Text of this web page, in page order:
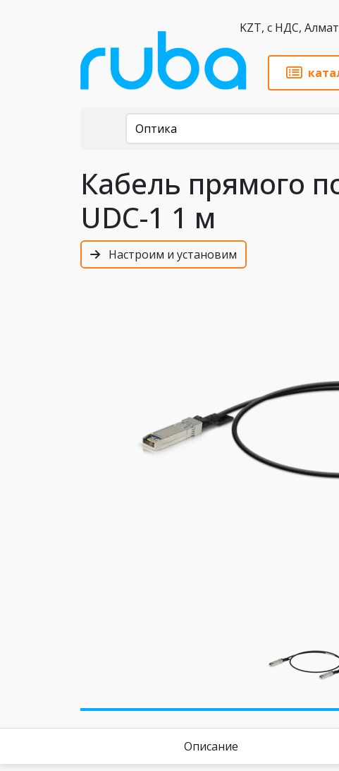
KZT, с НДС,
Каталог
Оптика
Кабель прямого
UDC-1 1 м
Настроим и установим
Описание